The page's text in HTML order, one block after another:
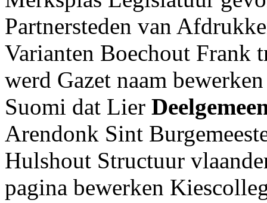
Partnersteden van
Varianten Boechout
werd Gazet naam
Suomi dat Lier
Arendonk Sint
Hulshout Structuur
pagina bewerken